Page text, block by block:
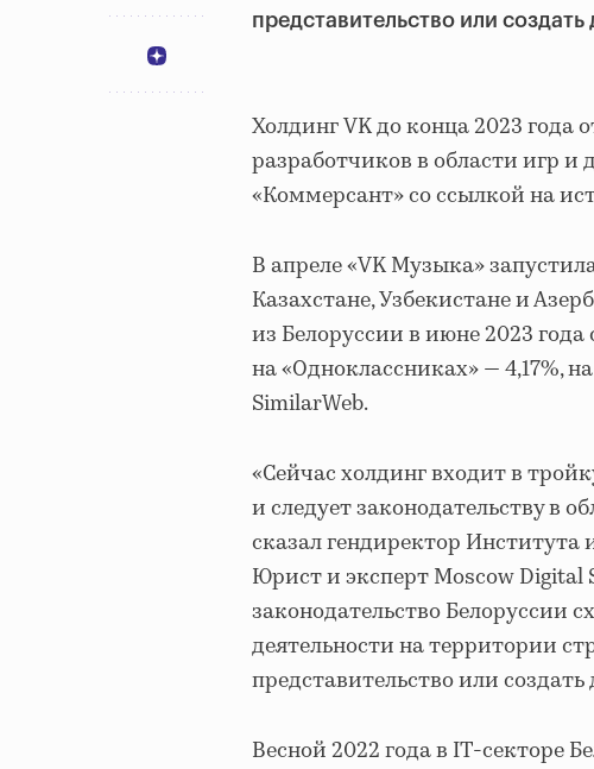
представительство или
Холдинг VK до конца 2023
разработчиков в области игр и
«Коммерсант» со ссылкой на
В апреле «VK Музыка»
Казахстане, Узбекистане и
из Белоруссии в июне 2023 года
на «Одноклассниках» — 4,17%,
SimilarWeb.
«Сейчас холдинг входит в
и следует законодательству в
сказал гендиректор Института
Юрист и эксперт Moscow
законодательство Белоруссии
деятельности на территории
представительство или
Весной 2022 года в IT-секторе